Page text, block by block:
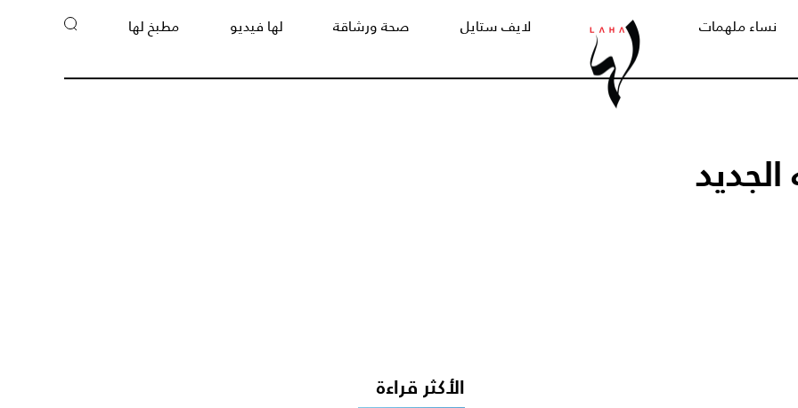
نساء ملهمات لايف ستايل صحة ورشاقة لها فيديو مطبخ لها
الأكثر قراءة